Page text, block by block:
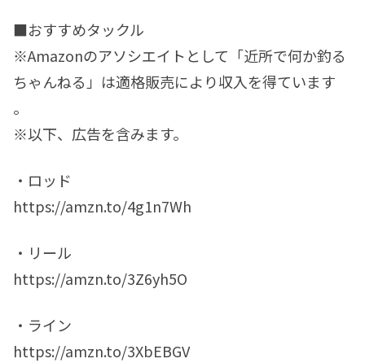
■おすすめタックル
※Amazonのアソシエイトとして「近所で何か釣る
ちゃんねる」は適格販売により収入を得ています
。
※以下、広告を含みます。
・ロッド
https://amzn.to/4g1n7Wh
・リール
https://amzn.to/3Z6yh5O
・ライン
https://amzn.to/3XbEBGV